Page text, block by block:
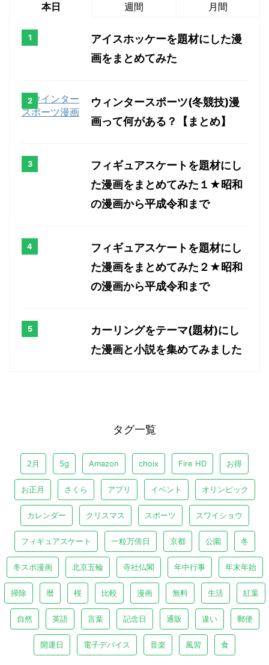
本日 週間 月間
アイスホッケーを題材にした漫
画をまとめてみた
ウィンタースポーツ(冬競技)漫
画って何がある？【まとめ】
フィギュアスケートを題材にし
た漫画をまとめてみた１★昭和
の漫画から平成令和まで
フィギュアスケートを題材にし
た漫画をまとめてみた２★昭和
の漫画から平成令和まで
カーリングをテーマ(題材)にし
た漫画と小説を集めてみました
タグ一覧
2月 5g Amazon choix Fire HD お得
お正月 さくら アプリ イベント オリンピック
カレンダー クリスマス スポーツ スワイショウ
フィギュアスケート 一粒万倍日 京都 公園 冬
冬スポ漫画 北京五輪 寺社仏閣 年中行事 年末年始
掃除 暦 桜 比較 漫画 無料 生活 紅葉
自然 英語 言葉 記念日 通販 違い 郵便
開運日 電子デバイス 音楽 風習 食